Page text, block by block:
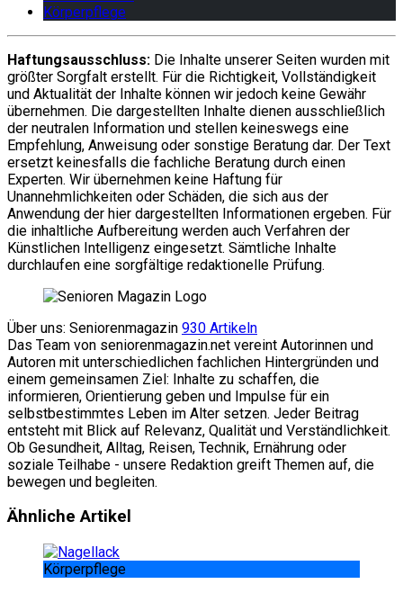
Körperpflege
Haftungsausschluss: Die Inhalte unserer Seiten wurden mit
größter Sorgfalt erstellt. Für die Richtigkeit, Vollständigkeit
und Aktualität der Inhalte können wir jedoch keine Gewähr
übernehmen. Die dargestellten Inhalte dienen ausschließlich
der neutralen Information und stellen keineswegs eine
Empfehlung, Anweisung oder sonstige Beratung dar. Der Text
ersetzt keinesfalls die fachliche Beratung durch einen
Experten. Wir übernehmen keine Haftung für
Unannehmlichkeiten oder Schäden, die sich aus der
Anwendung der hier dargestellten Informationen ergeben. Für
die inhaltliche Aufbereitung werden auch Verfahren der
Künstlichen Intelligenz eingesetzt. Sämtliche Inhalte
durchlaufen eine sorgfältige redaktionelle Prüfung.
Über uns: Seniorenmagazin 930 Artikeln
Das Team von seniorenmagazin.net vereint Autorinnen und
Autoren mit unterschiedlichen fachlichen Hintergründen und
einem gemeinsamen Ziel: Inhalte zu schaffen, die
informieren, Orientierung geben und Impulse für ein
selbstbestimmtes Leben im Alter setzen. Jeder Beitrag
entsteht mit Blick auf Relevanz, Qualität und Verständlichkeit.
Ob Gesundheit, Alltag, Reisen, Technik, Ernährung oder
soziale Teilhabe - unsere Redaktion greift Themen auf, die
bewegen und begleiten.
Ähnliche Artikel
Körperpflege